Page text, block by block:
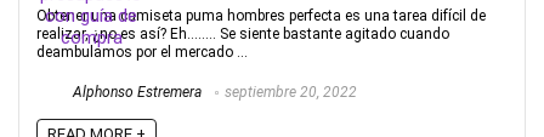
Obtener una camiseta puma hombres perfecta es una tarea difícil de
realizar, ¿no es así? Eh…….. Se siente bastante agitado cuando
deambulamos por el mercado ...
Alphonso Estremera septiembre 20, 2022